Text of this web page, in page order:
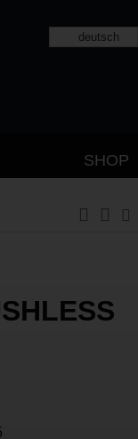
deutsch
SHOP